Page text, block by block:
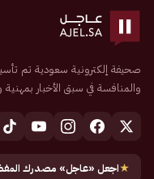
والمنافسة في سبق الأخبار
★اجعل «عاجل» مصدرك